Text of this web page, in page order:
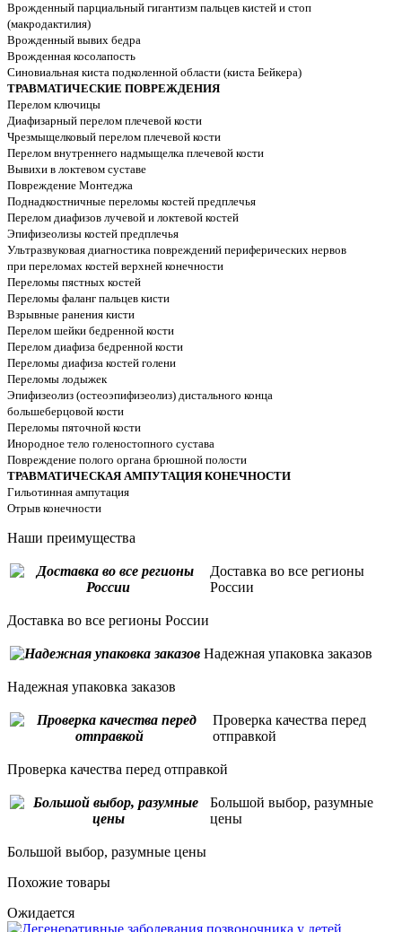
Врожденный парциальный гигантизм пальцев кистей и стоп
(макродактилия)
Врожденный вывих бедра
Врожденная косолапость
Синовиальная киста подколенной области (киста Бейкера)
ТРАВМАТИЧЕСКИЕ ПОВРЕЖДЕНИЯ
Перелом ключицы
Диафизарный перелом плечевой кости
Чрезмыщелковый перелом плечевой кости
Перелом внутреннего надмыщелка плечевой кости
Вывихи в локтевом суставе
Повреждение Монтеджа
Поднадкостничные переломы костей предплечья
Перелом диафизов лучевой и локтевой костей
Эпифизеолизы костей предплечья
Ультразвуковая диагностика повреждений периферических нервов
при переломах костей верхней конечности
Переломы пястных костей
Переломы фаланг пальцев кисти
Взрывные ранения кисти
Перелом шейки бедренной кости
Перелом диафиза бедренной кости
Переломы диафиза костей голени
Переломы лодыжек
Эпифизеолиз (остеоэпифизеолиз) дистального конца
большеберцовой кости
Переломы пяточной кости
Инородное тело голеностопного сустава
Повреждение полого органа брюшной полости
ТРАВМАТИЧЕСКАЯ АМПУТАЦИЯ КОНЕЧНОСТИ
Гильотинная ампутация
Отрыв конечности
Наши преимущества
Доставка во все регионы
России
Доставка во все регионы России
Надежная упаковка заказов
Надежная упаковка заказов
Проверка качества перед
отправкой
Проверка качества перед отправкой
Большой выбор, разумные
цены
Большой выбор, разумные цены
Похожие товары
Ожидается